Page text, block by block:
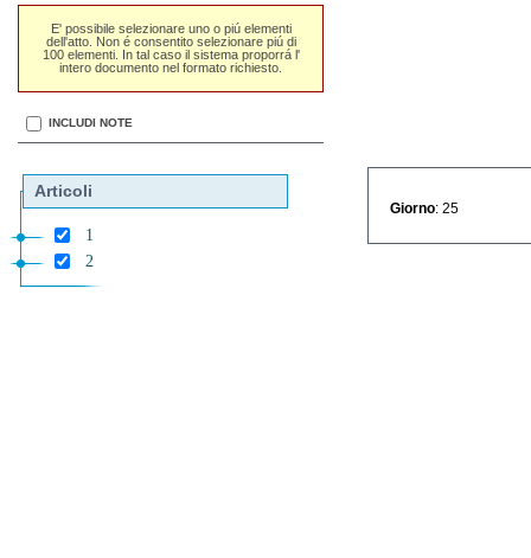
E' possibile selezionare uno o piú elementi
dell'atto. Non é consentito selezionare piú di
100 elementi. In tal caso il sistema proporrá l'
intero documento nel formato richiesto.
INCLUDI NOTE
Articoli
1
2
Giorno : 25